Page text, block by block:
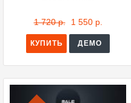
1 720 р. 1 550 р.
КУПИТЬ ДЕМО